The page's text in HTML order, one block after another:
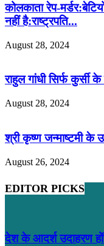
कोलकाता रेप-
नहीं है:राष्ट्रपति...
August 28, 2024
राहुल गांधी सिर्फ कुर्सी
August 28, 2024
श्री कृष्ण जन्माष्टमी के
August 26, 2024
EDITOR PICKS
देश के आदर्श उदाहरण